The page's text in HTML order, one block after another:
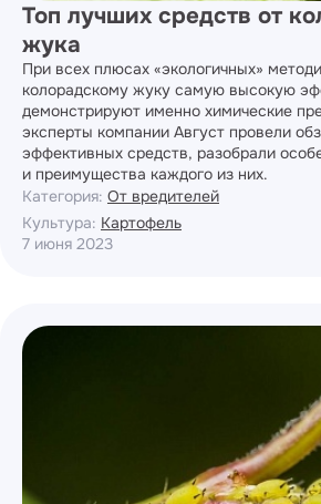
Топ лучших средств от
жука
При всех плюсах «экологичных»
колорадскому жуку самую высокую
демонстрируют именно химические
эксперты компании Август провели
эффективных средств, разобрали
и преимущества каждого из них.
Категория: От вредителей
Культура: Картофель
7 июня 2023